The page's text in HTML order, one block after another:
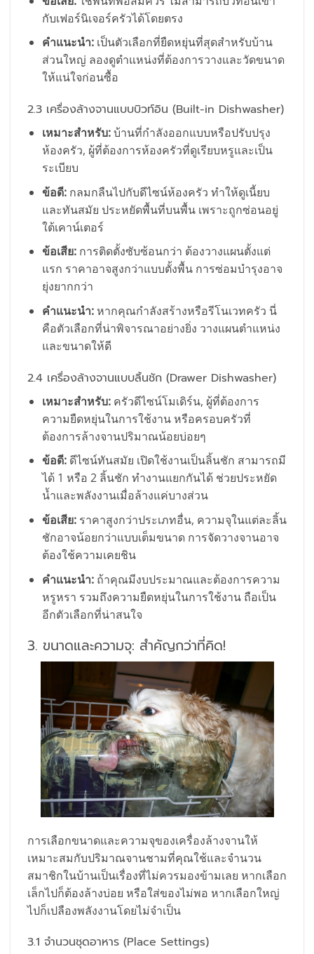
กับเฟอร์นิเจอร์ครัวได้โดยตรง
คำแนะนำ:เป็นตัวเลือกที่ยืดหยุ่นที่สุดสำหรับบ้าน
ส่วนใหญ่ ลองดูตำแหน่งที่ต้องการวางและวัดขนาด
ให้แน่ใจก่อนซื้อ
2.3 เครื่องล้างจานแบบบิวท์อิน (Built-in Dishwasher)
เหมาะสำหรับ:บ้านที่กำลังออกแบบหรือปรับปรุง
ห้องครัว, ผู้ที่ต้องการห้องครัวที่ดูเรียบหรูและเป็น
ระเบียบ
ข้อดี:กลมกลืนไปกับดีไซน์ห้องครัว ทำให้ดูเนี้ยบ
และทันสมัย ประหยัดพื้นที่บนพื้น เพราะถูกซ่อนอยู่
ใต้เคาน์เตอร์
ข้อเสีย:การติดตั้งซับซ้อนกว่า ต้องวางแผนตั้งแต่
แรก ราคาอาจสูงกว่าแบบตั้งพื้น การซ่อมบำรุงอาจ
ยุ่งยากกว่า
คำแนะนำ:หากคุณกำลังสร้างหรือรีโนเวทครัว นี่
คือตัวเลือกที่น่าพิจารณาอย่างยิ่ง วางแผนตำแหน่ง
และขนาดให้ดี
2.4 เครื่องล้างจานแบบลิ้นชัก (Drawer Dishwasher)
เหมาะสำหรับ:ครัวดีไซน์โมเดิร์น, ผู้ที่ต้องการ
ความยืดหยุ่นในการใช้งาน หรือครอบครัวที่
ต้องการล้างจานปริมาณน้อยบ่อยๆ
ข้อดี:ดีไซน์ทันสมัย เปิดใช้งานเป็นลิ้นชัก สามารถมี
ได้ 1 หรือ 2 ลิ้นชัก ทำงานแยกกันได้ ช่วยประหยัด
น้ำและพลังงานเมื่อล้างแค่บางส่วน
ข้อเสีย:ราคาสูงกว่าประเภทอื่น, ความจุในแต่ละลิ้น
ชักอาจน้อยกว่าแบบเต็มขนาด การจัดวางจานอาจ
ต้องใช้ความเคยชิน
คำแนะนำ:ถ้าคุณมีงบประมาณและต้องการความ
หรูหรา รวมถึงความยืดหยุ่นในการใช้งาน ถือเป็น
อีกตัวเลือกที่น่าสนใจ
3. ขนาดและความจุ: สำคัญกว่าที่คิด!
การเลือกขนาดและความจุของเครื่องล้างจานให้
เหมาะสมกับปริมาณจานชามที่คุณใช้และจำนวน
สมาชิกในบ้านเป็นเรื่องที่ไม่ควรมองข้ามเลย หากเลือก
เล็กไปก็ต้องล้างบ่อย หรือใส่ของไม่พอ หากเลือกใหญ่
ไปก็เปลืองพลังงานโดยไม่จำเป็น
3.1 จำนวนชุดอาหาร (Place Settings)